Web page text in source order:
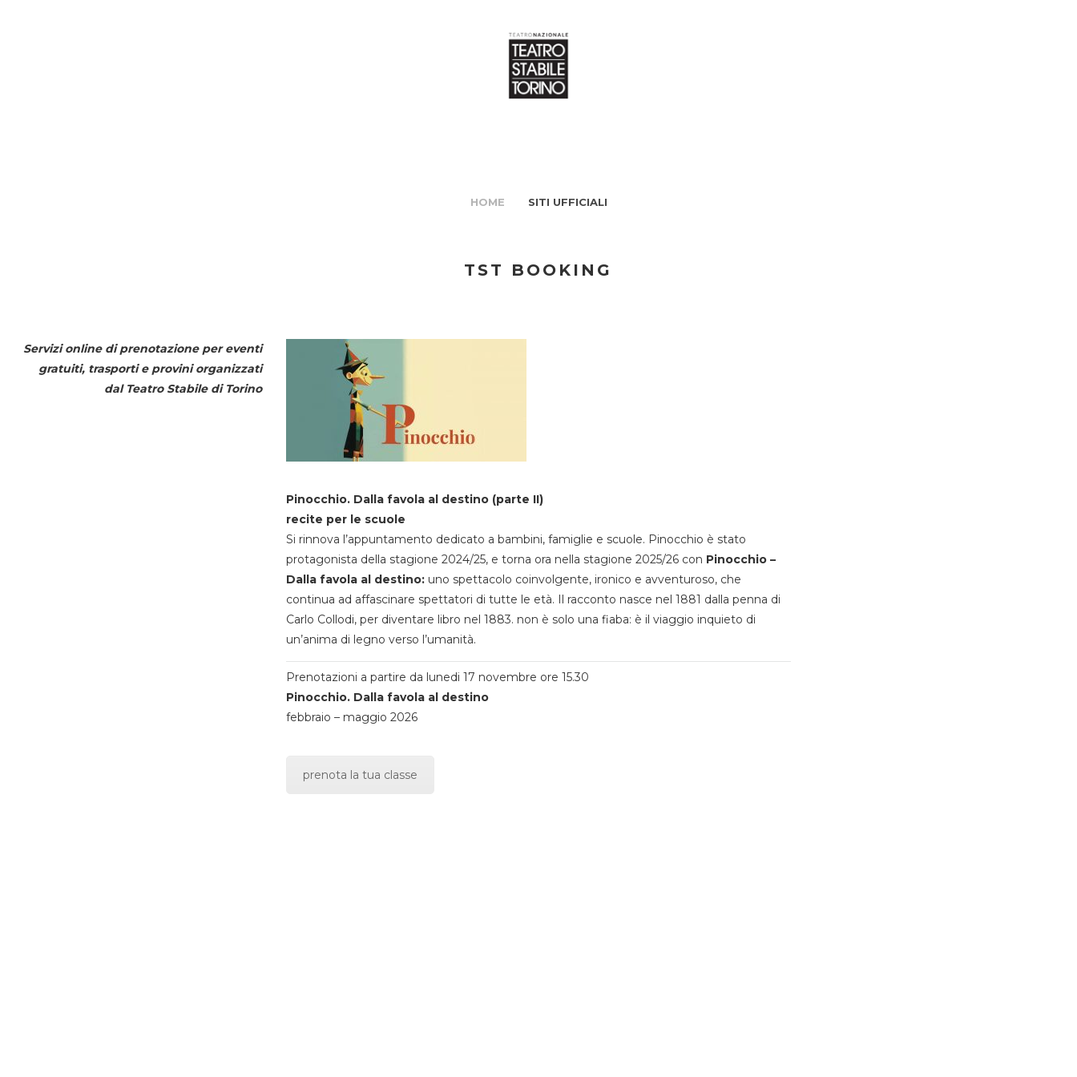
HOME SITI UFFICIALI
TST BOOKING
Servizi online di prenotazione per eventi
gratuiti, trasporti e provini organizzati
dal Teatro Stabile di Torino
Pinocchio. Dalla favola al destino (parte II)
recite per le scuole
Si rinnova l’appuntamento dedicato a bambini, famiglie e scuole. Pinocchio è stato
protagonista della stagione 2024/25, e torna ora nella stagione 2025/26 con Pinocchio –
Dalla favola al destino:uno spettacolo coinvolgente, ironico e avventuroso, che
continua ad affascinare spettatori di tutte le età. Il racconto nasce nel 1881 dalla penna di
Carlo Collodi, per diventare libro nel 1883. non è solo una fiaba: è il viaggio inquieto di
un’anima di legno verso l’umanità.
Prenotazioni a partire da lunedi 17 novembre ore 15.30
Pinocchio. Dalla favola al destino
febbraio – maggio 2026
prenota la tua classe